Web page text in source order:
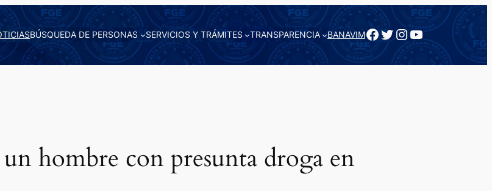
BÚSQUEDA DE PERSONAS SERVICIOS Y TRÁMITES TRANSPARENCIA BANAVIMFacebook
Twitter
Instagram
YouTube
hombre con presunta droga en